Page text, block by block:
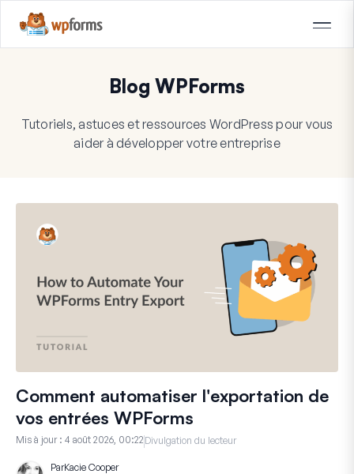
Blog WPForms
Tutoriels, astuces et ressources WordPress pour vous
aider à développer votre entreprise
Comment automatiser l'exportation de
vos entrées WPForms
Mis à jour : 4 août 2026, 00:22 Divulgation du lecteur
ParKacie Cooper